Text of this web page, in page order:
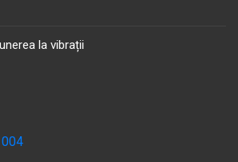
la vibrații